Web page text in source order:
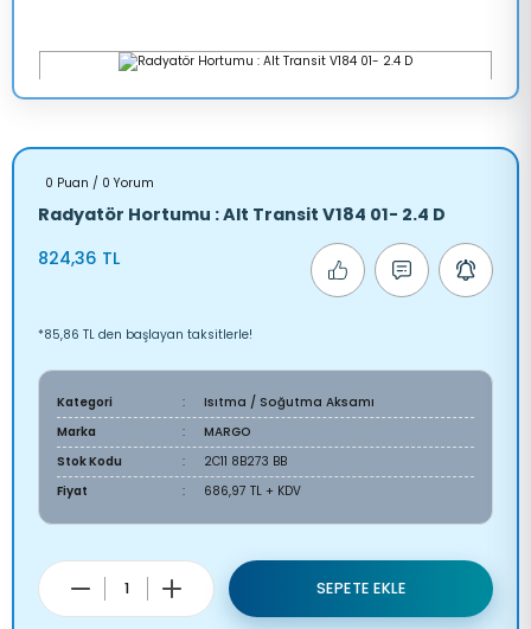
0 Puan / 0 Yorum
Radyatör Hortumu : Alt Transit V184 01- 2.4 D
824,36 TL
*85,86 TL den başlayan taksitlerle!
Kategori
Isıtma / Soğutma Aksamı
Marka
MARGO
Stok Kodu
2C11 8B273 BB
Fiyat
686,97 TL + KDV
SEPETE EKLE